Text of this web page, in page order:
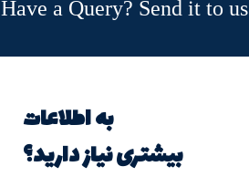
Have a Query? Send it to us.
به اطلاعات
بیشتری نیاز دارید؟